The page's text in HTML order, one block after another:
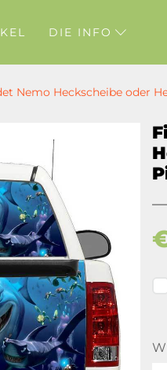
DIE INFO
Nemo Heckscheibe oder